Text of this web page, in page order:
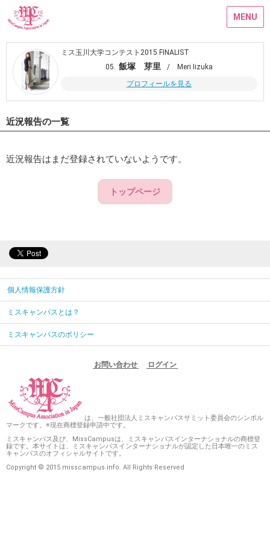
MENU
ミス玉川大学コンテスト2015 FINALIST
05. 飯塚 芽里
/ Meri Iizuka
プロフィールを見る
近況報告の一覧
近況報告はまだ登録されていないようです。
トップページ
個人情報保護方針
ミスキャンパスとは？
ミスキャンパスのポリシー
お問い合わせ ログイン
は、一般社団法人ミスキャンパスサミット委員会のシンボル
マークです。※現在商標登録申請中です。
ミスキャンパス及び、MissCampusは、ミスキャンパスインターナショナルの商標登
録です。本サイトは、ミスキャンパスインターナショナルが認定した日本唯一のミス
キャンパスのオフィシャルサイトです。
Copyright © 2015 misscampus.info. All Rights Reserved